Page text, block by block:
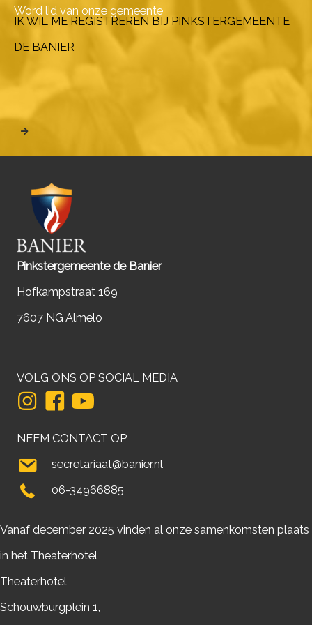
Word lid van onze gemeente
IK WIL ME REGISTREREN BIJ PINKSTERGEMEENTE
DE BANIER
Pinkstergemeente de Banier
Hofkampstraat 169
7607 NG Almelo
VOLG ONS OP SOCIAL MEDIA
NEEM CONTACT OP
secretariaat@banier.nl
06-34966885
Vanaf december 2025 vinden al onze samenkomsten plaats
in het Theaterhotel
Theaterhotel
Schouwburgplein 1,